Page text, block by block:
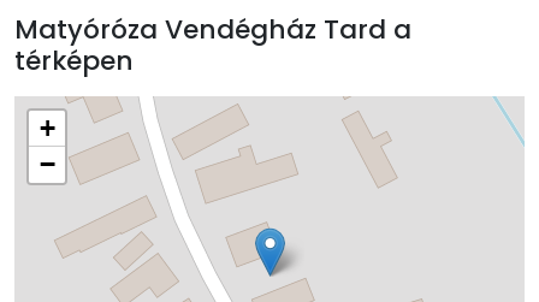
Matyóróza Vendégház Tard a
térképen
+
−